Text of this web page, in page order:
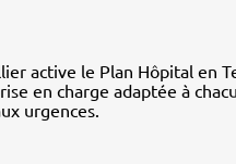
active le Plan Hôpital en
en charge adaptée à
urgences.